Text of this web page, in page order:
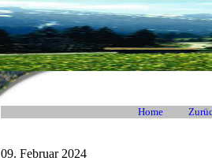
Home
09. Februar 2024